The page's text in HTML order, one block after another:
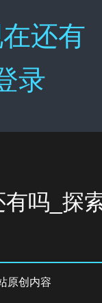
还有
录
吗_探
原创内容